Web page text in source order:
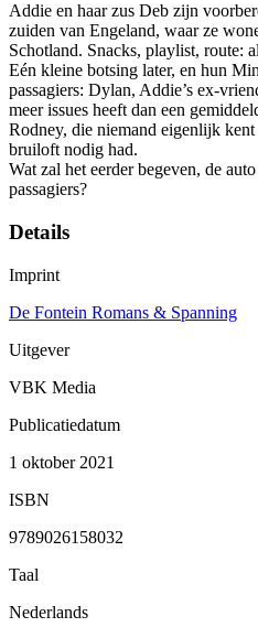
Addie en haar zus Deb zijn
zuiden van Engeland, waar ze
Schotland. Snacks, playlist, route:
Eén kleine botsing later, en hun
passagiers: Dylan, Addie’s ex-
meer issues heeft dan een
Rodney, die niemand eigenlijk
bruiloft nodig had.
Wat zal het eerder begeven, de
passagiers?
Details
Imprint
De Fontein Romans & Spanning
Uitgever
VBK Media
Publicatiedatum
1 oktober 2021
ISBN
9789026158032
Taal
Nederlands